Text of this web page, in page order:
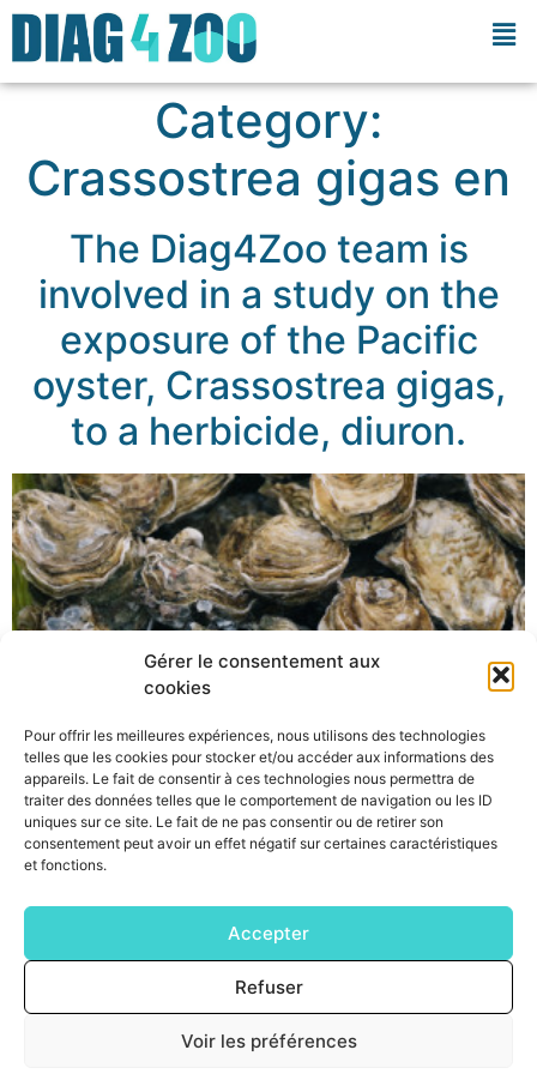
Gérer le consentement aux
cookies
Pour offrir les meilleures expériences, nous utilisons des technologies
telles que les cookies pour stocker et/ou accéder aux informations des
appareils. Le fait de consentir à ces technologies nous permettra de
traiter des données telles que le comportement de navigation ou les ID
uniques sur ce site. Le fait de ne pas consentir ou de retirer son
consentement peut avoir un effet négatif sur certaines caractéristiques
et fonctions.
Accepter
Refuser
Voir les préférences
Category:
Crassostrea gigas en
The Diag4Zoo team is
involved in a study on the
exposure of the Pacific
oyster, Crassostrea gigas,
to a herbicide, diuron.
In collaboration with Ifremer and Acobiom, the
effects of diuron on Pacific oysters and the impact of
this herbicide on several generations of oysters
Montpellier, September 4th 2017 In a study published in
August 2017 in the journal Ecotoxicology and
Environmental Safety, scientific teams from Ifremer and